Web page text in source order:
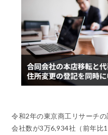
令和2年の東京商工リサーチ
会社数が3万6,934社（前年比